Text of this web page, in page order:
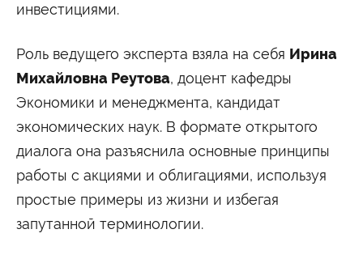
Дни открытых дверей
Контакты
Администрация
+7 (495) 795-00-11
Приёмная комиссия
+7 (495) 795-00-10
Подписаться на нас
 
Министерство науки и высшего образования
инвестициями.
Роль ведущего эксперта взяла на себя Ирина
Михайловна Реутова, доцент кафедры
Экономики и менеджмента, кандидат
экономических наук. В формате открытого
диалога она разъяснила основные принципы
работы с акциями и облигациями, используя
простые примеры из жизни и избегая
запутанной терминологии.